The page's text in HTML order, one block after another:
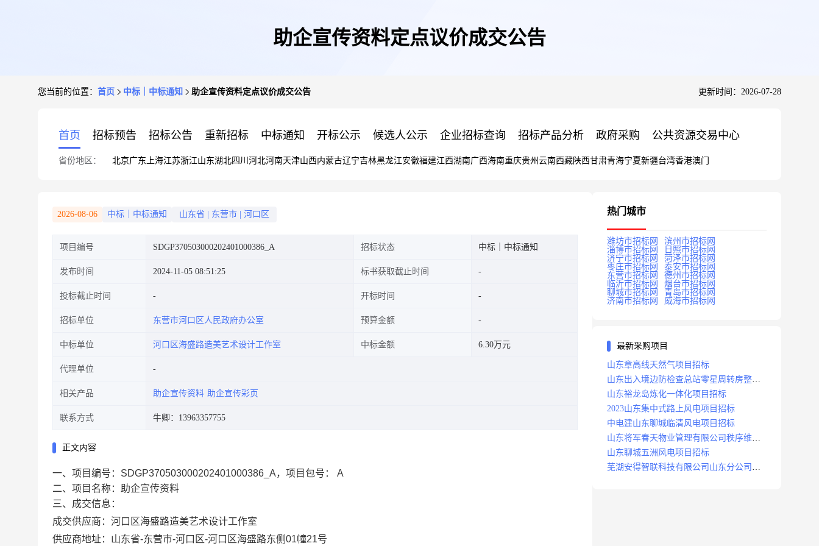
助企宣传资料定点议价成交公告
您当前的位置： 首页 中标｜中标通知 助企宣传资料定点议价成交公告 更新时间：2026-07-28
首页 招标预告 招标公告 重新招标 中标通知 开标公示 候选人公示 企业招标查询 招标产品分析 政府采购 公共资源交易中心
省份地区： 北京广东 上海江苏浙江山东湖北四川 河北河南天津山西内蒙古辽宁吉林黑龙江安徽福建江西湖南广西海南重庆贵州 云南西藏陕西甘肃青海宁夏新疆台湾香港澳门
2026-08-06 中标｜中标通知 山东省 东营市 河口区
项目编号 SDGP370503000202401000386_A 招标状态 中标｜中标通知
发布时间 2024-11-05 08:51:25 标书获取截止时间
投标截止时间 开标时间
招标单位 东营市河口区人民政府办公室 预算金额
中标单位 河口区海盛路造美艺术设计工作室 中标金额 6.30万元
代理单位
相关产品 助企宣传资料 助企宣传彩页
联系方式 牛卿：13963357755
正文内容
一、项目编号：SDGP370503000202401000386_A，项目包号： A
二、项目名称：助企宣传资料
三、成交信息：
成交供应商：河口区海盛路造美艺术设计工作室
供应商地址：山东省-东营市-河口区-河口区海盛路东侧01幢21号
热门城市
潍坊市招标网
滨州市招标网
淄博市招标网
日照市招标网
济宁市招标网
菏泽市招标网
枣庄市招标网
泰安市招标网
东营市招标网
德州市招标网
临沂市招标网
烟台市招标网
聊城市招标网
青岛市招标网
济南市招标网
威海市招标网
最新采购项目
山东章高线天然气项目招标
山东出入境边防检查总站零星周转房整修
项目招标中标
山东裕龙岛炼化一体化项目招标
2023山东集中式路上风电项目招标
中电建山东聊城临清风电项目招标
山东将军春天物业管理有限公司秩序维护
服务项目招标公告
山东聊城五洲风电项目招标
芜湖安得智联科技有限公司山东分公司济